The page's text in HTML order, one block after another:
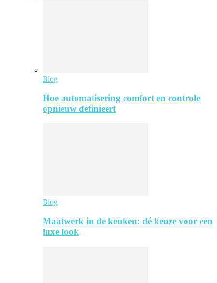
Blog
Hoe automatisering comfort en controle
opnieuw definieert
Blog
Maatwerk in de keuken: dé keuze voor een
luxe look